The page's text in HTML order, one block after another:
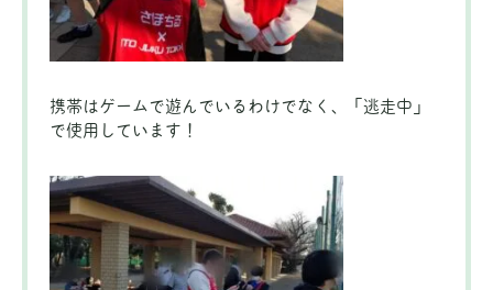
携帯はゲームで遊んでいるわけでなく、「逃走中」
で使用しています！